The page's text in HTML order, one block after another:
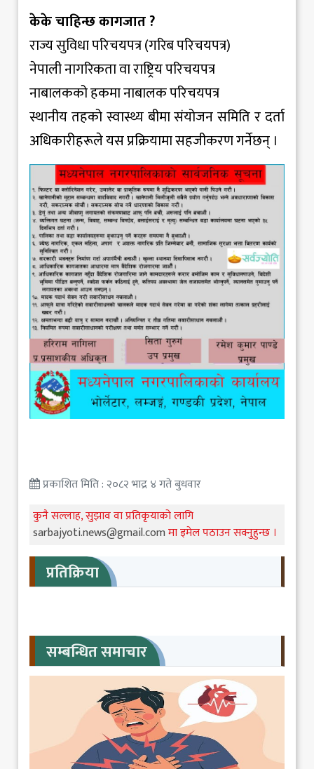
केके चाहिन्छ कागजात ?
राज्य सुविधा परिचयपत्र (गरिब परिचयपत्र)
नेपाली नागरिकता वा राष्ट्रिय परिचयपत्र
नाबालकको हकमा नाबालक परिचयपत्र
स्थानीय तहको स्वास्थ्य बीमा संयोजन समिति र दर्ता
अधिकारीहरूले यस प्रक्रियामा सहजीकरण गर्नेछन् ।
प्रकाशित मिति : २०८२ भाद्र ४ गते बुधवार
कुनै सल्लाह, सुझाव वा प्रतिकृयाको लागि
sarbajyoti.news@gmail.comमा इमेल पठाउन सक्नुहुन्छ ।
प्रतिक्रिया
सम्बन्धित समाचार